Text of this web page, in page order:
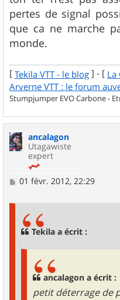
pertes de signal
que ca ne marche
monde.
[ Tekila VTT - le blog ] - [ La
Arverne VTT : le forum
Stumpjumper EVO Carbone -
ancalagon
Utagawiste
expert
M
01 févr. 2012, 22:29
Tekila a écrit :
ancalagon a écrit :
petit déterrage de